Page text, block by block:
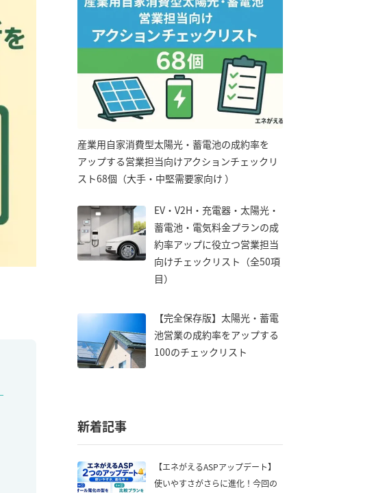
産業用自家消費型太陽光・蓄電池の成約率を
アップする営業担当向けアクションチェックリ
スト68個（大手・中堅需要家向け ）
EV・V2H・充電器・太陽光・
蓄電池・電気料金プランの成
約率アップに役立つ営業担当
向けチェックリスト（全50項
目）
【完全保存版】太陽光・蓄電
池営業の成約率をアップする
100のチェックリスト
新着記事
【エネがえるASPアップデート】
使いやすさがさらに進化！今回の